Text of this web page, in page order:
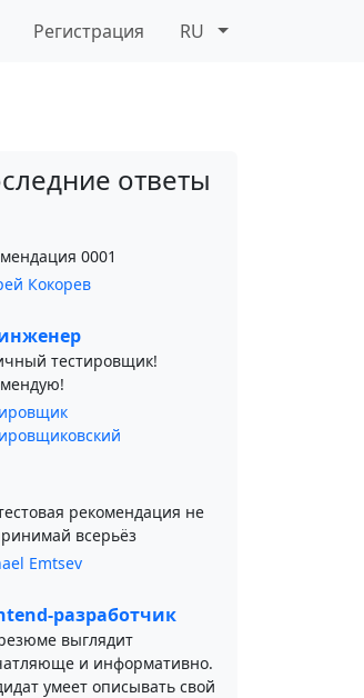
Регистрация RU
ответы
0001
Кокорев
тестировщик!
рекомендация не
всерьёз
Emtsev
разработчик
выглядит
и информативно.
умеет описывать свой